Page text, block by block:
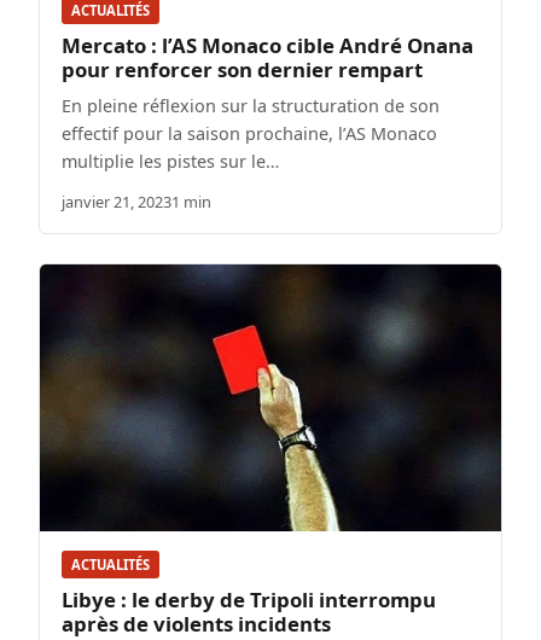
ACTUALITÉS
Mercato : l’AS Monaco cible André Onana
pour renforcer son dernier rempart
En pleine réflexion sur la structuration de son
effectif pour la saison prochaine, l’AS Monaco
multiplie les pistes sur le…
janvier 21, 20231 min
ACTUALITÉS
Libye : le derby de Tripoli interrompu
après de violents incidents